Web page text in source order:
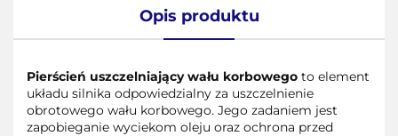
Opis produktu
Pierścień uszczelniający wału korbowego to element
układu silnika odpowiedzialny za uszczelnienie
obrotowego wału korbowego. Jego zadaniem jest
zapobieganie wyciekom oleju oraz ochrona przed